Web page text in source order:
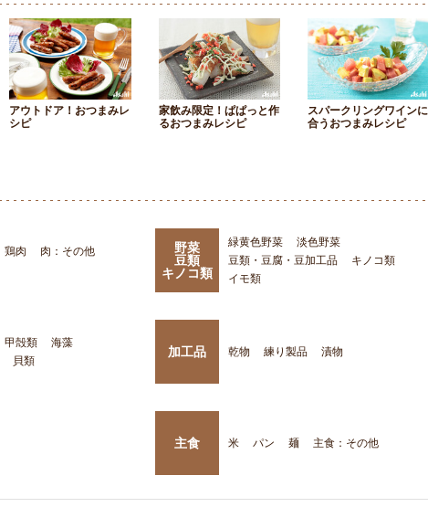
アウトドア！おつまみレ
シピ
家飲み限定！ぱぱっと作
るおつまみレシピ
スパークリングワインに
合うおつまみレシピ
鶏肉
肉：その他
野菜
豆類
キノコ類
緑黄色野菜
淡色野菜
豆類・豆腐・豆加工品
キノコ類
イモ類
甲殻類
海藻
貝類
加工品 乾物 練り製品 漬物
主食 米 パン 麺 主食：その他